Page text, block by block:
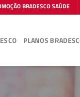
BRADESCO SAÚDE
PLANOS